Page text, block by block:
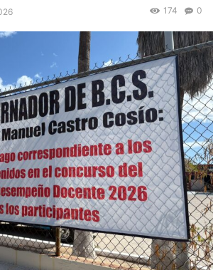
0
174